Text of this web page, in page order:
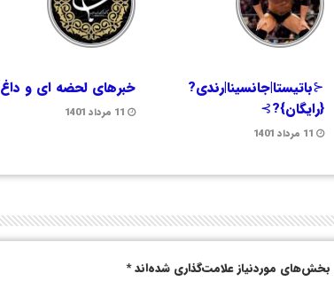
⊰باتیستا|جانسینا|رندی?
{رایگان}?⊱
11 مرداد 1401
خبرهای لحضه ای و داغ
11 مرداد 1401
بخش‌های موردنیاز علامت‌گذاری شده‌اند*